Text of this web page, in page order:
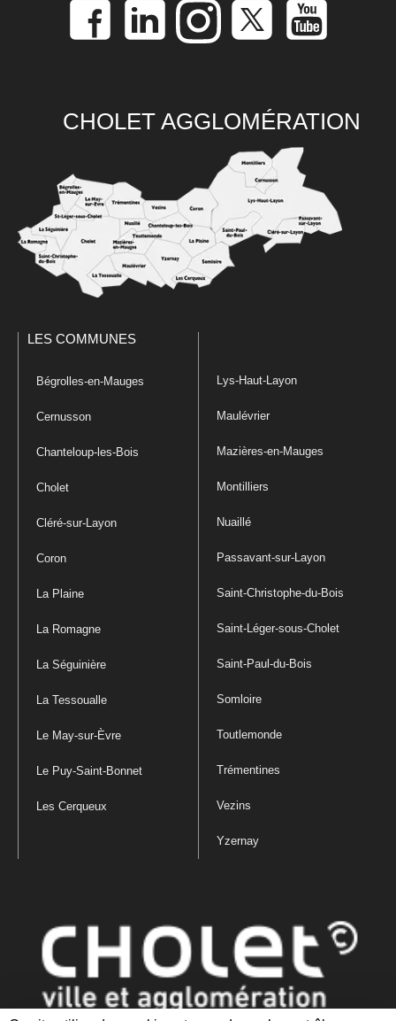
CHOLET AGGLOMÉRATION
LES COMMUNES
Bégrolles-en-Mauges
Cernusson
Chanteloup-les-Bois
Cholet
Cléré-sur-Layon
Coron
La Plaine
La Romagne
La Séguinière
La Tessoualle
Le May-sur-Èvre
Le Puy-Saint-Bonnet
Les Cerqueux
Lys-Haut-Layon
Maulévrier
Mazières-en-Mauges
Montilliers
Nuaillé
Passavant-sur-Layon
Saint-Christophe-du-Bois
Saint-Léger-sous-Cholet
Saint-Paul-du-Bois
Somloire
Toutlemonde
Trémentines
Vezins
Yzernay